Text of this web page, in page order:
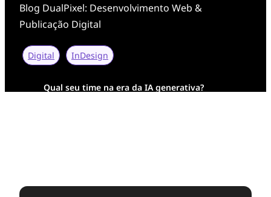
Blog DualPixel: Desenvolvimento Web &
Publicação Digital
Digital InDesign
Qual seu time na era da IA generativa?